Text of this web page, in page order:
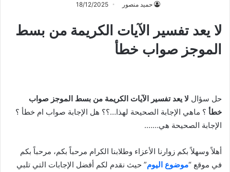
حميد منصور 18/12/2025
لا يعد تفسير الآيات الكريمة من بسط
الموجز صواب خطأ
حل سؤال لا يعد تفسير الآيات الكريمة من بسط الموجز صواب
خطأ ؟ ماهي الإجابة الصحيحة لهذا…؟؟ هل الإجابة صواب ام خطأ ؟
الإجابة الصحيحة هي…….
أهلاً وسهلاً بكم زوارنا الأعزاء وطلابنا الكرام مرحباً بكم، مرحباً بكم
في موقع “موضوع اليوم” حيث نقدم لكم أفضل الإجابات التي تلبي